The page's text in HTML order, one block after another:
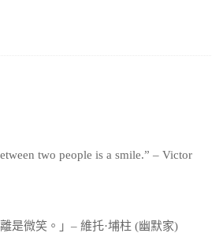
two people is a smile.” – Victor
是微笑。」– 維托·埔柱 (幽默家)